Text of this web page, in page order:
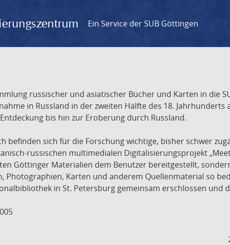
Ein Service der SUB Göttingen
russischer und asiatischer Bücher und Karten in die
in Russland in der zweiten Hälfte des 18.
bis hin zur Eroberung durch Russland.
befinden sich für die Forschung wichtige, bisher schwer
russischen multimedialen Digitalisierungsprojekt
Göttinger Materialien dem Benutzer bereitgestellt,
Photographien, Karten und anderem Quellenmaterial so
in St. Petersburg gemeinsam erschlossen und